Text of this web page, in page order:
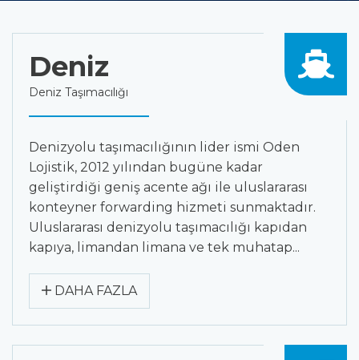
Deniz
Deniz Taşımacılığı
Denizyolu taşımacılığının lider ismi Oden
Lojistik, 2012 yılından bugüne kadar
geliştirdiği geniş acente ağı ile uluslararası
konteyner forwarding hizmeti sunmaktadır.
Uluslararası denizyolu taşımacılığı kapıdan
kapıya, limandan limana ve tek muhatap...
DAHA FAZLA